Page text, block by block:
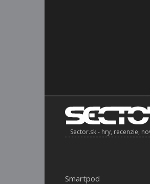
Sector.sk - hry, recenzie,
Smartpod